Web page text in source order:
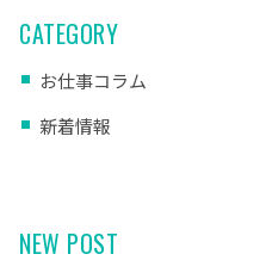
CATEGORY
お仕事コラム
新着情報
NEW POST